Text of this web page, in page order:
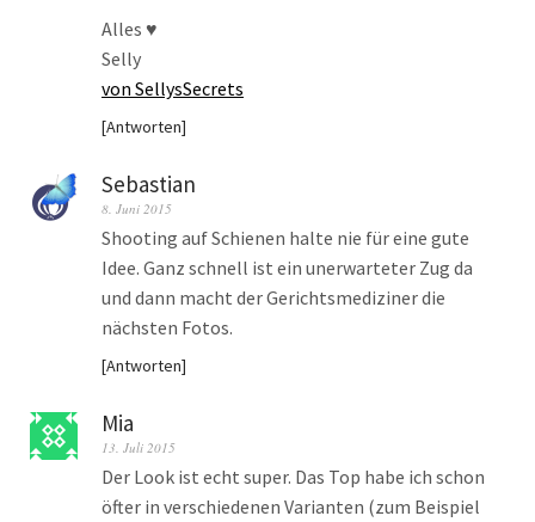
Alles ♥
Selly
von SellysSecrets
Antworten
Sebastian
8. Juni 2015
Shooting auf Schienen halte nie für eine gute
Idee. Ganz schnell ist ein unerwarteter Zug da
und dann macht der Gerichtsmediziner die
nächsten Fotos.
Antworten
Mia
13. Juli 2015
Der Look ist echt super. Das Top habe ich schon
öfter in verschiedenen Varianten (zum Beispiel